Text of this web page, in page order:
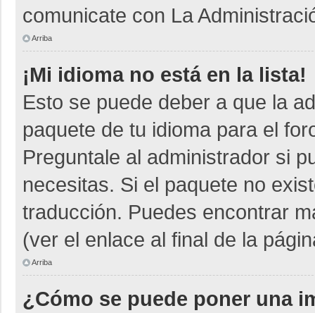
comunicate con La
Arriba
¡Mi idioma no está en la lista!
Esto se puede deber a que la
paquete de tu idioma para el
Preguntale al administrador si
necesitas. Si el paquete no
traducción. Puedes encontrar
(ver el enlace al final de la
Arriba
¿Cómo se puede poner una